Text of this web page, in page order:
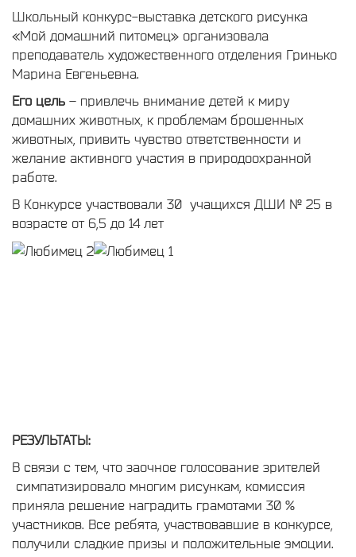
Школьный конкурс-выставка детского рисунка
«Мой домашний питомец» организовала
преподаватель художественного отделения Гринько
Марина Евгеньевна.
Его цель – привлечь внимание детей к миру
домашних животных, к проблемам брошенных
животных, привить чувство ответственности и
желание активного участия в природоохранной
работе.
В Конкурсе участвовали 30 учащихся ДШИ № 25 в
возрасте от 6,5 до 14 лет
РЕЗУЛЬТАТЫ:
В связи с тем, что заочное голосование зрителей
симпатизировало многим рисункам, комиссия
приняла решение наградить грамотами 30 %
участников. Все ребята, участвовавшие в конкурсе,
получили сладкие призы и положительные эмоции.